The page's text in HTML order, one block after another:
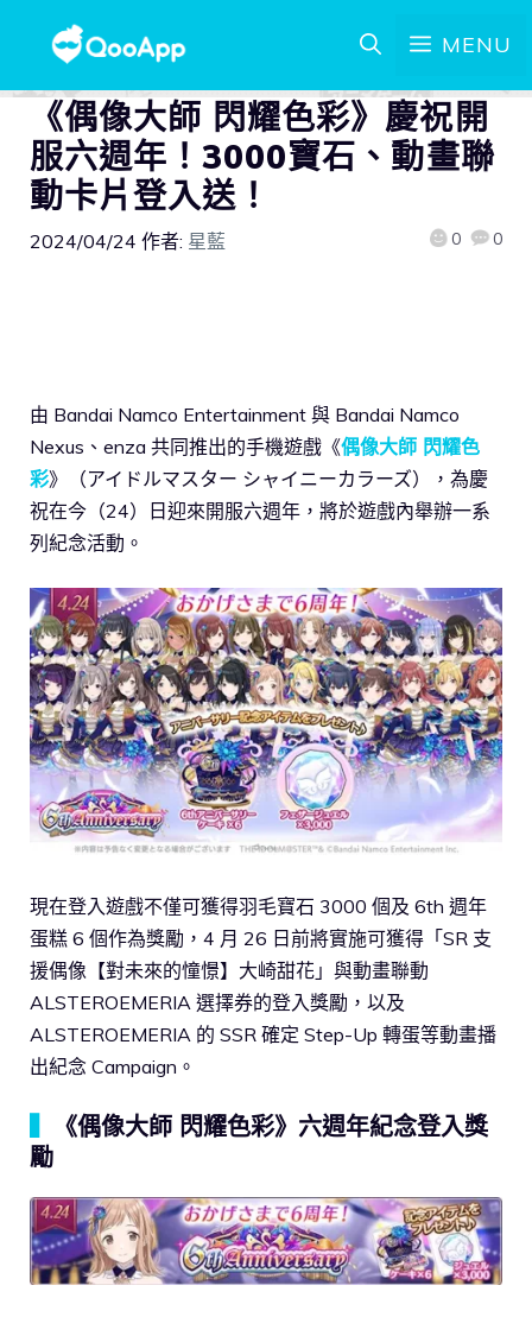
MENU
《偶像大師 閃耀色彩》慶祝開
服六週年！3000寶石、動畫聯
動卡片登入送！
2024/04/24 作者: 星藍 0 0
由 Bandai Namco Entertainment 與 Bandai Namco
Nexus、enza 共同推出的手機遊戲《偶像大師 閃耀色
彩》（アイドルマスター シャイニーカラーズ），為慶
祝在今（24）日迎來開服六週年，將於遊戲內舉辦一系
列紀念活動。
現在登入遊戲不僅可獲得羽毛寶石 3000 個及 6th 週年
蛋糕 6 個作為獎勵，4 月 26 日前將實施可獲得「SR 支
援偶像【對未來的憧憬】大崎甜花」與動畫聯動
ALSTEROEMERIA 選擇券的登入獎勵，以及
ALSTEROEMERIA 的 SSR 確定 Step-Up 轉蛋等動畫播
出紀念 Campaign。
《偶像大師 閃耀色彩》六週年紀念登入獎
勵